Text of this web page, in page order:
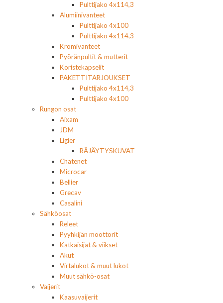
Pulttijako 4x114,3
Alumiinivanteet
Pulttijako 4x100
Pulttijako 4x114,3
Kromivanteet
Pyöränpultit & mutterit
Koristekapselit
PAKETTITARJOUKSET
Pulttijako 4x114,3
Pulttijako 4x100
Rungon osat
Aixam
JDM
Ligier
RÄJÄYTYSKUVAT
Chatenet
Microcar
Bellier
Grecav
Casalini
Sähköosat
Releet
Pyyhkijän moottorit
Katkaisijat & viikset
Akut
Virtalukot & muut lukot
Muut sähkö-osat
Vaijerit
Kaasuvaijerit